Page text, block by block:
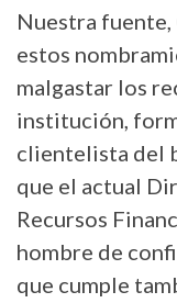
Nuestra fuente,
estos
malgastar los
institución,
clientelista del
que el actual
Recursos
hombre de
que cumple